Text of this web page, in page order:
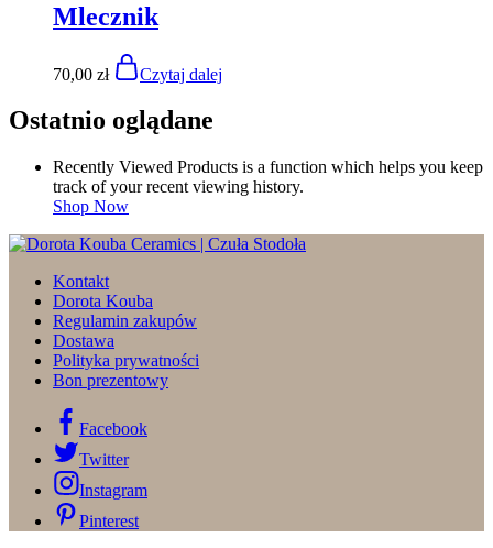
Mlecznik
70,00 zł Czytaj dalej
Ostatnio oglądane
Recently Viewed Products is a function which helps you keep
track of your recent viewing history.
Shop Now
Kontakt
Dorota Kouba
Regulamin zakupów
Dostawa
Polityka prywatności
Bon prezentowy
Facebook
Twitter
Instagram
Pinterest